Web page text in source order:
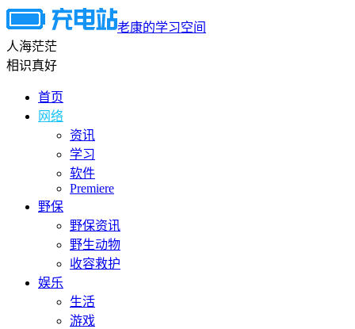
老康的学习空间
人海茫茫
相识真好
首页
网络
资讯
学习
软件
Premiere
野保
野保资讯
野生动物
收容救护
娱乐
生活
游戏